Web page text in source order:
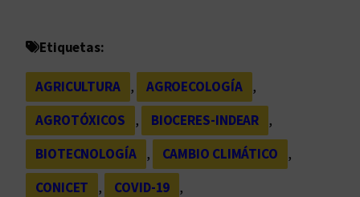
Etiquetas:
AGRICULTURA , AGROECOLOGÍA
,
AGROTÓXICOS
, BIOCERES-INDEAR
,
BIOTECNOLOGÍA
, CAMBIO CLIMÁTICO
,
CONICET
, COVID-19
,